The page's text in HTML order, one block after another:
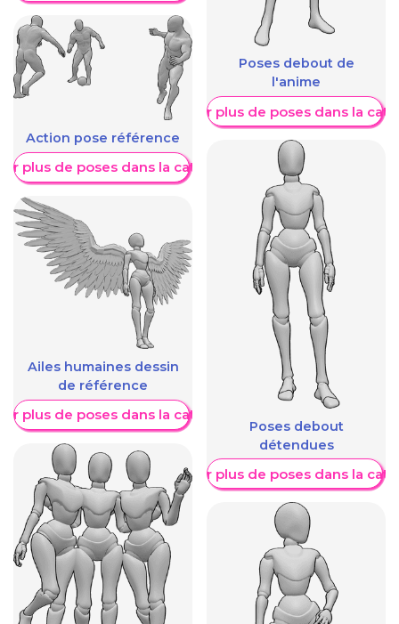
Action pose référence
plus de poses dans la catégorie
Ailes humaines dessin
de référence
plus de poses dans la catégorie
Poses debout de
l'anime
Afficher plus de poses dans la
Poses debout
détendues
Afficher plus de poses dans la